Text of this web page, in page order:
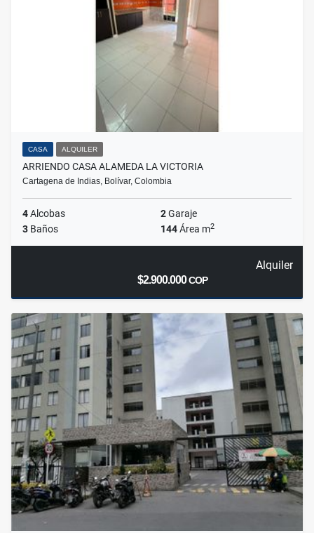
CASA ALQUILER
ARRIENDO CASA ALAMEDA LA VICTORIA
Cartagena de Indias, Bolívar, Colombia
4Alcobas 2Garaje
3 Baños 144Área m2
Alquiler
$2.900.000COP